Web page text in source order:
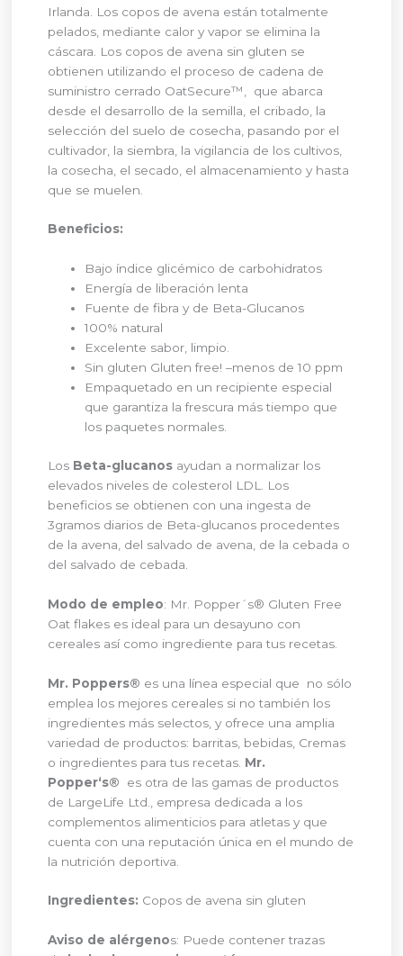
Irlanda. Los copos de avena están totalmente
pelados, mediante calor y vapor se elimina la
cáscara. Los copos de avena sin gluten se
obtienen utilizando el proceso de cadena de
suministro cerrado OatSecure™, que abarca
desde el desarrollo de la semilla, el cribado, la
selección del suelo de cosecha, pasando por el
cultivador, la siembra, la vigilancia de los cultivos,
la cosecha, el secado, el almacenamiento y hasta
que se muelen.
Beneficios:
Bajo índice glicémico de carbohidratos
Energía de liberación lenta
Fuente de fibra y de Beta-Glucanos
100% natural
Excelente sabor, limpio.
Sin gluten Gluten free! –menos de 10 ppm
Empaquetado en un recipiente especial
que garantiza la frescura más tiempo que
los paquetes normales.
Los Beta-glucanos ayudan a normalizar los
elevados niveles de colesterol LDL. Los
beneficios se obtienen con una ingesta de
3gramos diarios de Beta-glucanos procedentes
de la avena, del salvado de avena, de la cebada o
del salvado de cebada.
Modo de empleo: Mr. Popper´s® Gluten Free
Oat flakes es ideal para un desayuno con
cereales así como ingrediente para tus recetas.
Mr. Poppers® es una línea especial que no sólo
emplea los mejores cereales si no también los
ingredientes más selectos, y ofrece una amplia
variedad de productos: barritas, bebidas, Cremas
o ingredientes para tus recetas. Mr.
Popper‘s®
es otra de las gamas de productos
de LargeLife Ltd., empresa dedicada a los
complementos alimenticios para atletas y que
cuenta con una reputación única en el mundo de
la nutrición deportiva.
Ingredientes: Copos de avena sin gluten
Aviso de alérgenos: Puede contener trazas